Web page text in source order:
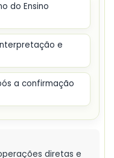
do Ensino
e
a confirmação
diretas e